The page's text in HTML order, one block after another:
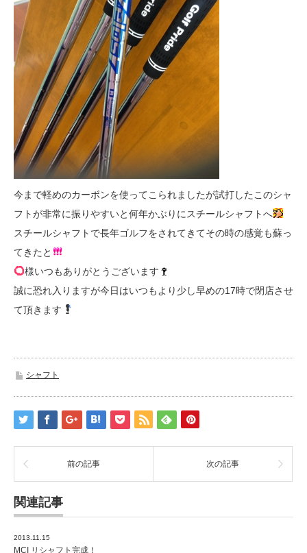
今まで軽めのカーボンを使ってこられましたが試打したこのシャ
フトが非常に振りやすいと何年かぶりにスチールシャフトへ
スチールシャフトで長年ゴルフをされてきてその時の感覚も蘇っ
てきたと
様いつもありがとうございます
誠に恐れ入りますが今日はいつもより少し早めの17時で閉店させ
て頂きます
シャフト
前の記事 次の記事
関連記事
2013.11.15
MCI リシャフト完成！